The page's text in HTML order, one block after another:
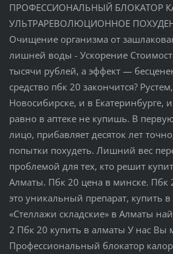
ПРОФЕССИОНАЛЬНЫЙ БЛОКАТОР
УЛЬТРАРЕВОЛЮЦИОННОЕ
Очищение организма от
лишней воды - Ускорение
тысячи рублей, а эффект —
средство пбк 20 закончится?
Новосибирске, и в Екатеринбурге,
равно в аптеке не купишь. В
лицо, прибавляет десяток лет
попытки похудеть. Лишний вес
проблемой для тех, кто решит
Алматы. Пбк 20 цена в минске. Пбк
это уникальный препарат, купить
«Стеллажи складские» в Алматы
2 Пбк 20 купить в алматы У нас Вы
Профессиональный блокатор